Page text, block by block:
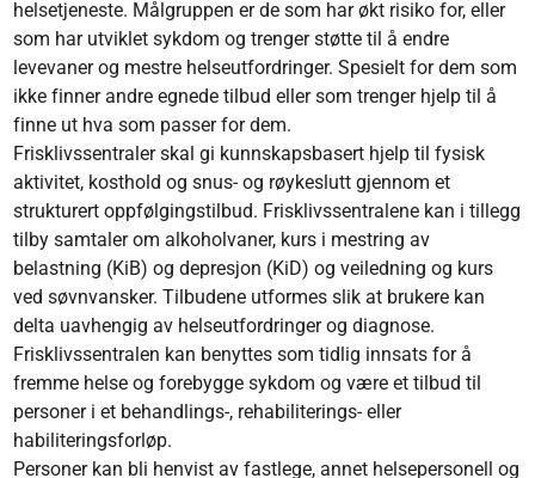
helsetjeneste. Målgruppen er de som har økt risiko for, eller
som har utviklet sykdom og trenger støtte til å endre
levevaner og mestre helseutfordringer. Spesielt for dem som
ikke finner andre egnede tilbud eller som trenger hjelp til å
finne ut hva som passer for dem.
Frisklivssentraler skal gi kunnskapsbasert hjelp til fysisk
aktivitet, kosthold og snus- og røykeslutt gjennom et
strukturert oppfølgingstilbud. Frisklivssentralene kan i tillegg
tilby samtaler om alkoholvaner, kurs i mestring av
belastning (KiB) og depresjon (KiD) og veiledning og kurs
ved søvnvansker. Tilbudene utformes slik at brukere kan
delta uavhengig av helseutfordringer og diagnose.
Frisklivssentralen kan benyttes som tidlig innsats for å
fremme helse og forebygge sykdom og være et tilbud til
personer i et behandlings-, rehabiliterings- eller
habiliteringsforløp.
Personer kan bli henvist av fastlege, annet helsepersonell og